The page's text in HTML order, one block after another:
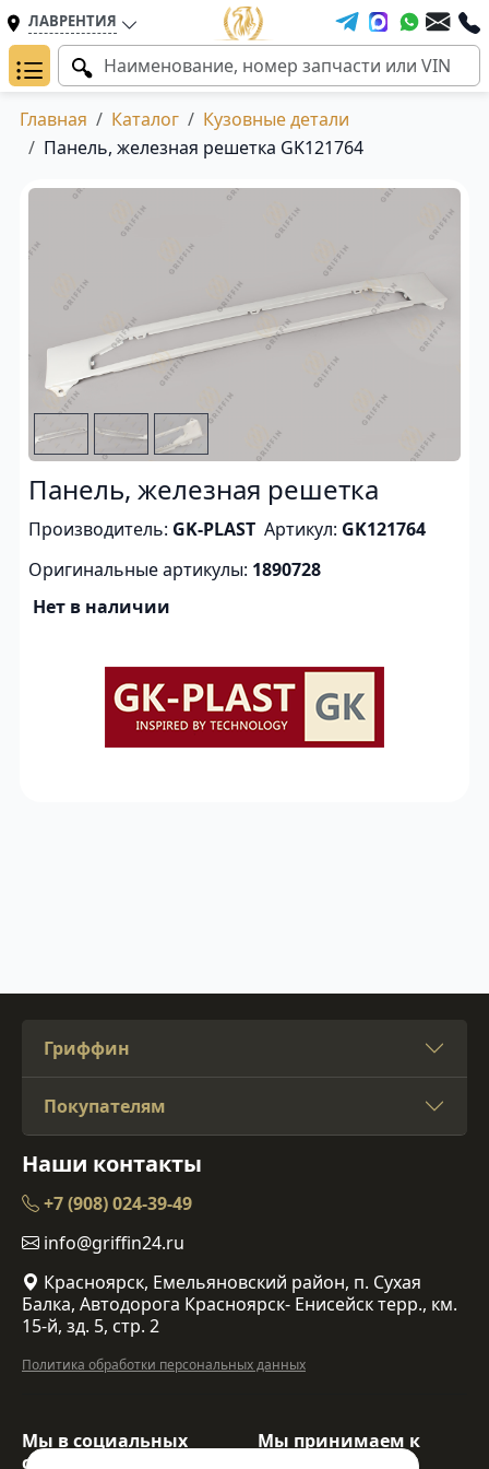
ЛАВРЕНТИЯ
Главная Каталог
Кузовные детали
Панель, железная решетка GK121764
Панель, железная решетка
Производитель: GK-PLAST Артикул: GK121764
Оригинальные артикулы: 1890728
Нет в наличии
Гриффин
Покупателям
Наши контакты
+7 (908) 024-39-49
info@griffin24.ru
Красноярск, Емельяновский район, п. Сухая
Балка, Автодорога Красноярск- Енисейск терр., км.
15-й, зд. 5, стр. 2
Политика обработки персональных данных
Мы в социальных
сетях:
Мы принимаем к